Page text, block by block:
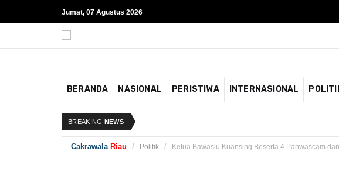
Jumat, 07 Agustus 2026
BERANDA NASIONAL PERISTIWA INTERNASIONAL
BREAKING NEWS
Cakrawala Riau Politik Ketua Bawaslu Kuansing Beserta 4 Panwascam